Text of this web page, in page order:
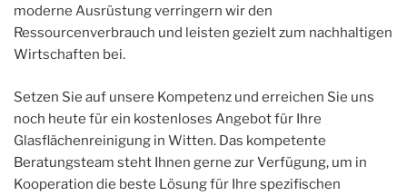
moderne Ausrüstung verringern wir den
Ressourcenverbrauch und leisten gezielt zum nachhaltigen
Wirtschaften bei.
Setzen Sie auf unsere Kompetenz und erreichen Sie uns
noch heute für ein kostenloses Angebot für Ihre
Glasflächenreinigung in Witten. Das kompetente
Beratungsteam steht Ihnen gerne zur Verfügung, um in
Kooperation die beste Lösung für Ihre spezifischen